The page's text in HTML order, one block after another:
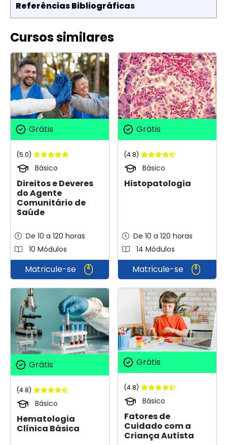
Referências Bibliográficas
Cursos similares
Grátis
(5.0)
Básico
Direitos e Deveres
do Agente
Comunitário de
Saúde
De 10 a 120 horas
10 Módulos
Matricule-se
Grátis
(4.8)
Básico
Histopatologia
De 10 a 120 horas
14 Módulos
Matricule-se
Grátis
(4.8)
Básico
Hematologia
Clínica Básica
Grátis
(4.8)
Básico
Fatores de
Cuidado com a
Criança Autista